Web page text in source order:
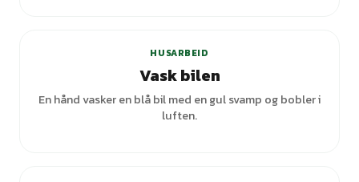
HUSARBEID
Vask bilen
En hånd vasker en blå bil med en gul svamp og bobler i
luften.